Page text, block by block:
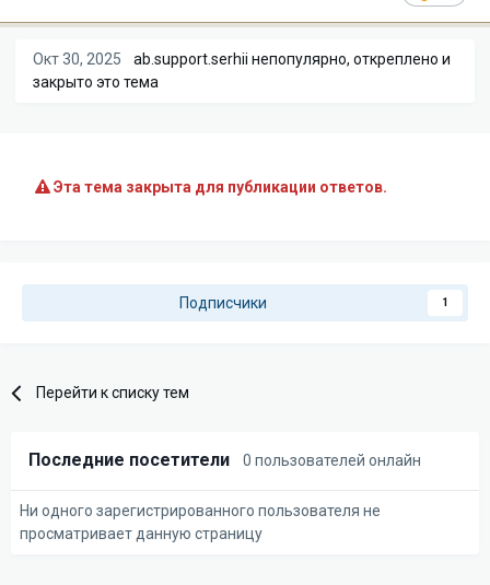
Окт 30, 2025 ab.support.serhii непопулярно, откреплено и
закрыто это тема
Эта тема закрыта для публикации ответов.
Подписчики 1
Перейти к списку тем
Последние посетители 0 пользователей онлайн
Ни одного зарегистрированного пользователя не
просматривает данную страницу